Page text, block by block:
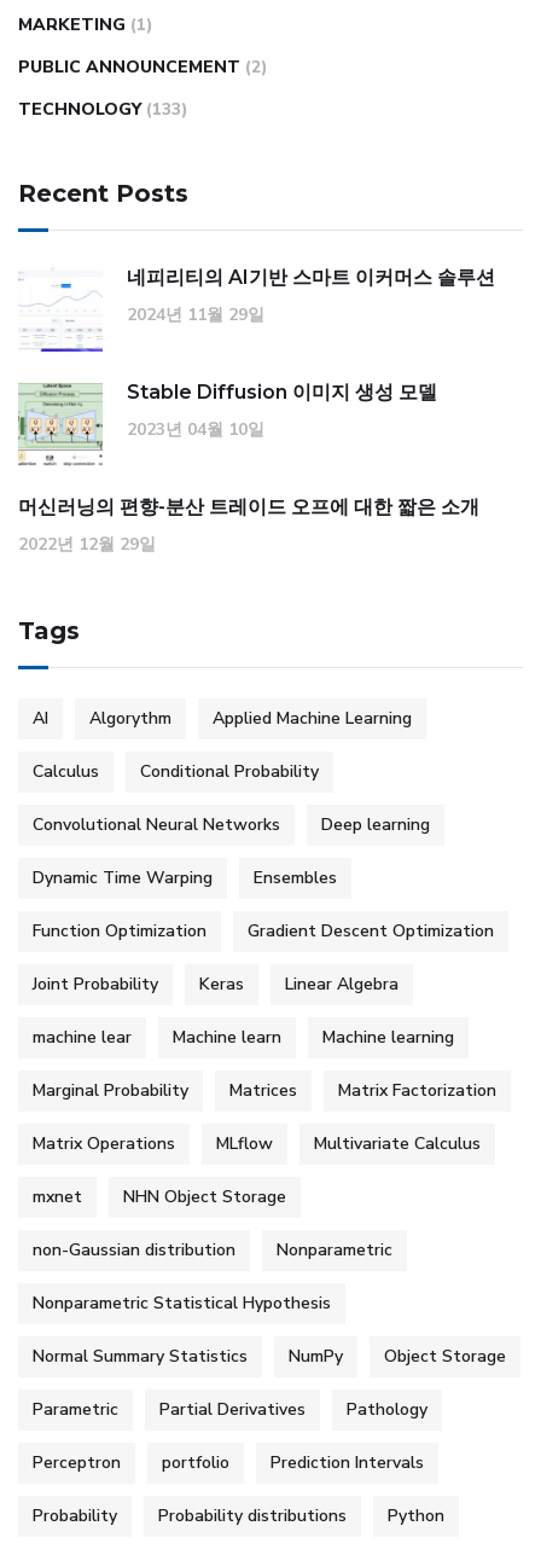
MARKETING (1)
PUBLIC ANNOUNCEMENT (2)
TECHNOLOGY (133)
Recent Posts
네피리티의 AI기반 스마트 이커머스 솔루션
2024년 11월 29일
Stable Diffusion 이미지 생성 모델
2023년 04월 10일
머신러닝의 편향-분산 트레이드 오프에 대한 짧은 소개
2022년 12월 29일
Tags
AI Algorythm Applied Machine Learning
Calculus Conditional Probability
Convolutional Neural Networks Deep learning
Dynamic Time Warping Ensembles
Function Optimization Gradient Descent Optimization
Joint Probability Keras Linear Algebra
machine lear Machine learn Machine learning
Marginal Probability Matrices Matrix Factorization
Matrix Operations MLflow Multivariate Calculus
mxnet NHN Object Storage
non-Gaussian distribution Nonparametric
Nonparametric Statistical Hypothesis
Normal Summary Statistics NumPy Object Storage
Parametric Partial Derivatives Pathology
Perceptron portfolio Prediction Intervals
Probability Probability distributions Python